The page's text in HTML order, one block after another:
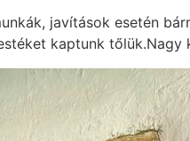
javítások esetén
kaptunk tőlük.Nagy